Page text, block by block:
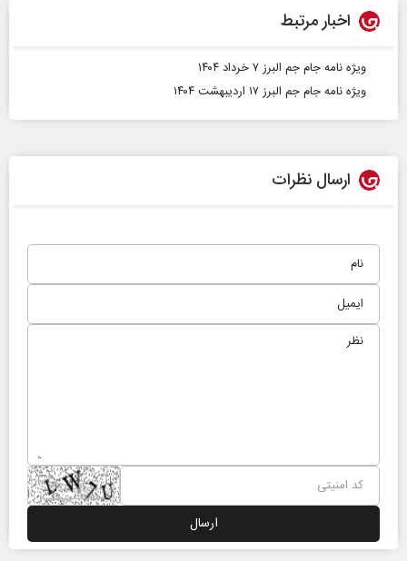
اخبار مرتبط
ویژه نامه جام جم البرز ۷ خرداد ۱۴۰۴
ویژه نامه جام جم البرز ۱۷ اردیبهشت ۱۴۰۴
ارسال نظرات